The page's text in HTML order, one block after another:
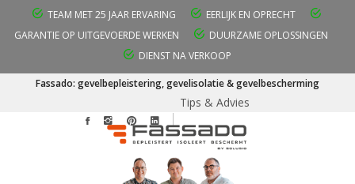
TEAM MET 25 JAAR ERVARING
EERLIJK EN OPRECHT
GARANTIE OP UITGEVOERDE WERKEN
DUURZAME OPLOSSINGEN
DIENST NA VERKOOP
Fassado: gevelbepleistering, gevelisolatie & gevelbescherming
Tips & Advies